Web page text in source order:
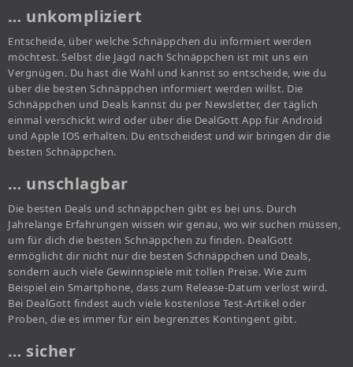
… unkompliziert
Entscheide, über welche Schnäppchen du informiert werden
möchtest. Selbst die Jagd nach Schnäppchen ist mit uns ein
Vergnügen. Du hast die Wahl und kannst so entscheide, wie du
über die besten Schnäppchen informiert werden willst. Die
Schnäppchen und Deals kannst du per Newsletter, der täglich
einmal verschickt wird oder über die DealGott App für Android
und Apple IOS erhalten. Du entscheidest und wir bringen dir die
besten Schnäppchen.
… unschlagbar
Die besten Deals und schnäppchen gibt es bei uns. Durch
Jahrelange Erfahrungen wissen wir genau, wo wir suchen müssen,
um für dich die besten Schnäppchen zu finden. DealGott
ermöglicht dir nicht nur die besten Schnäppchen und Deals,
sondern auch viele Gewinnspiele mit tollen Preise. Wie zum
Beispiel ein Smartphone, dass zum Release-Datum verlost wird.
Bei DealGott findest auch viele kostenlose Test-Artikel oder
Proben, die es immer für ein begrenztes Kontingent gibt.
… sicher